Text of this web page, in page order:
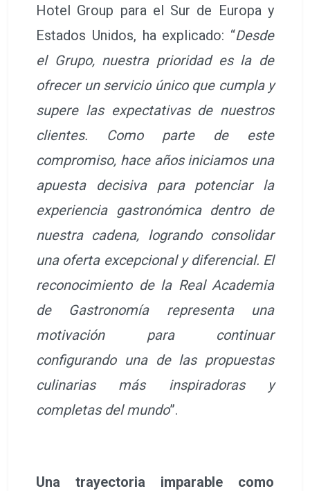
Hotel Group para el Sur de Europa y
Estados Unidos, ha explicado: “Desde
el Grupo, nuestra prioridad es la de
ofrecer un servicio único que cumpla y
supere las expectativas de nuestros
clientes. Como parte de este
compromiso, hace años iniciamos una
apuesta decisiva para potenciar la
experiencia gastronómica dentro de
nuestra cadena, logrando consolidar
una oferta excepcional y diferencial. El
reconocimiento de la Real Academia
de Gastronomía representa una
motivación para continuar
configurando una de las propuestas
culinarias más inspiradoras y
completas del mundo”.
Una trayectoria imparable como